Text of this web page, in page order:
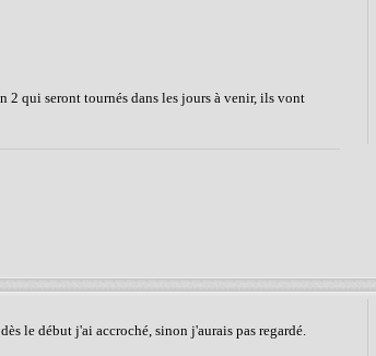
2 qui seront tournés dans les jours à venir, ils vont
le début j'ai accroché, sinon j'aurais pas regardé.